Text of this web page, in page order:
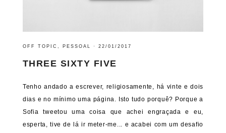
OFF TOPIC , PESSOAL · 22/01/2017
THREE SIXTY FIVE
Tenho andado a escrever, religiosamente, há vinte e dois
dias e no mínimo uma página. Isto tudo porquê? Porque a
Sofia tweetou uma coisa que achei engraçada e eu,
esperta, tive de lá ir meter-me... e acabei com um desafio